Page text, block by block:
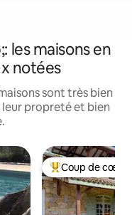
les maisons en
notées
sont très bien
propreté et bien
Coups de cœur
Coup de cœur